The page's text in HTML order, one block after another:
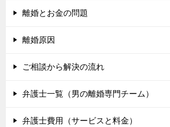
離婚とお金の問題
離婚原因
ご相談から解決の流れ
弁護士一覧（男の離婚専門チーム）
弁護士費用（サービスと料金）